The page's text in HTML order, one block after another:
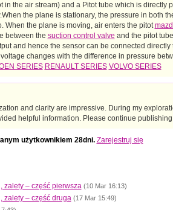
the air stream) and a Pitot tube which is directly
the plane is stationary, the pressure in both
When the plane is moving, air enters the pitot
between the suction control valve and the pitot
and hence the sensor can be connected directly
changes with the difference in pressure
SERIES RENAULT SERIES VOLVO SERIES
and clarity are impressive. During my
helpful information. Please continue
użytkownikiem 28dni. Zarejestruj się
zalety – część pierwsza (10 Mar 16:13)
zalety – część druga (17 Mar 15:49)